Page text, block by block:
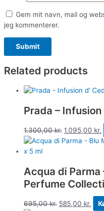
Gem mit navn, mail og
jeg kommenterer.
Related products
Prada – Infusion
1.300,00kr. 1.095,00 kr.
Acqua di
Perfume
695,00kr. 585,00 kr.